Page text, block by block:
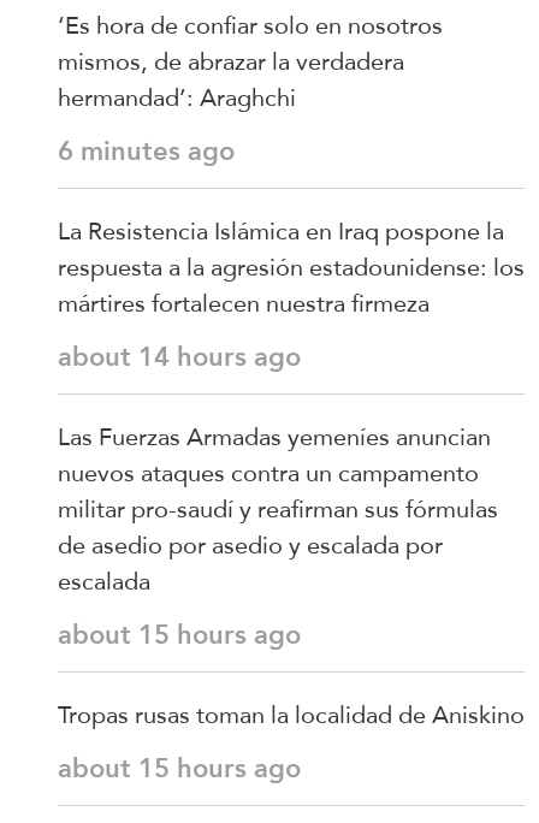
‘Es hora de confiar solo en nosotros
mismos, de abrazar la verdadera
hermandad’: Araghchi
6 minutes ago
La Resistencia Islámica en Iraq pospone la
respuesta a la agresión estadounidense: los
mártires fortalecen nuestra firmeza
about 14 hours ago
Las Fuerzas Armadas yemeníes anuncian
nuevos ataques contra un campamento
militar pro-saudí y reafirman sus fórmulas
de asedio por asedio y escalada por
escalada
about 15 hours ago
Tropas rusas toman la localidad de Aniskino
about 15 hours ago